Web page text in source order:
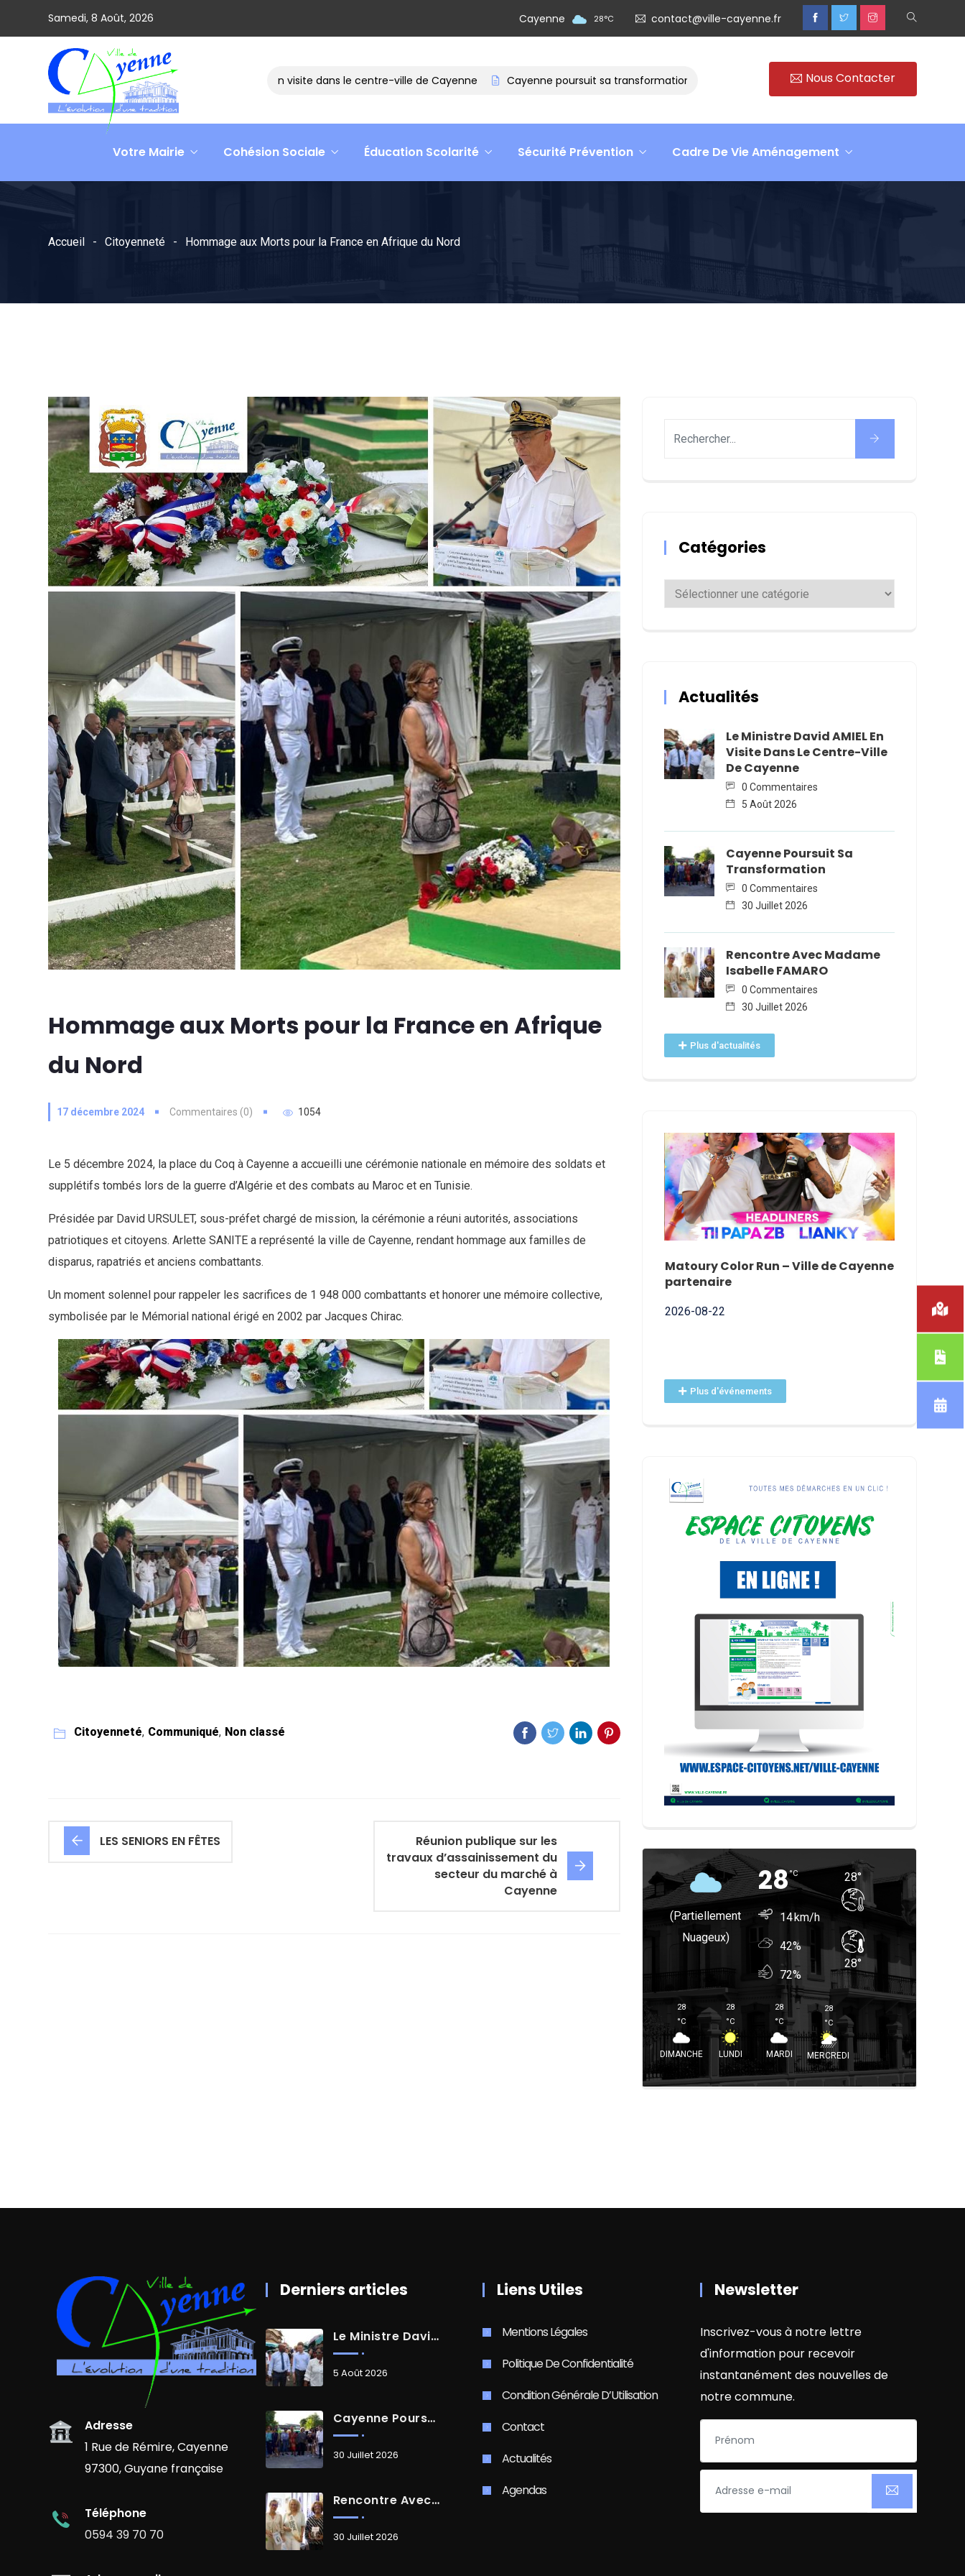
Samedi, 8 Août, 2026 Cayenne 28°C contact@ville-cayenne.fr
Le ministre David AMIEL en visite dans le centre-ville de Cayenne Cayenne poursuit sa transformation Rencontre avec Madame Isabelle FAMARO
Nous Contacter
Votre Mairie Cohésion Sociale Éducation Scolarité Sécurité Prévention Cadre De Vie Aménagement
Accueil Citoyenneté Hommage aux Morts pour la France en Afrique du Nord
Hommage aux Morts pour la France en Afrique
du Nord
17 décembre 2024 Commentaires (0) 1054
Le 5 décembre 2024, la place du Coq à Cayenne a accueilli une cérémonie nationale en mémoire des soldats et
supplétifs tombés lors de la guerre d’Algérie et des combats au Maroc et en Tunisie.
Présidée par David URSULET, sous-préfet chargé de mission, la cérémonie a réuni autorités, associations
patriotiques et citoyens. Arlette SANITE a représenté la ville de Cayenne, rendant hommage aux familles de
disparus, rapatriés et anciens combattants.
Un moment solennel pour rappeler les sacrifices de 1 948 000 combattants et honorer une mémoire collective,
symbolisée par le Mémorial national érigé en 2002 par Jacques Chirac.
Citoyenneté, Communiqué, Non classé
LES SENIORS EN FÊTES
Réunion publique sur les
travaux d’assainissement du
secteur du marché à
Cayenne
Catégories
Actualités
Le Ministre David AMIEL En
Visite Dans Le Centre-Ville
De Cayenne
0 Commentaires
5 Août 2026
Cayenne Poursuit Sa
Transformation
0 Commentaires
30 Juillet 2026
Rencontre Avec Madame
Isabelle FAMARO
0 Commentaires
30 Juillet 2026
Plus d'actualités
Citoyenne Spéciales
Collecte des déchets
2026-04-01
Matoury Color Run – Ville de Cayenne
partenaire
2026-08-22
Plus d'événements
(partiellement
Nuageux)
28°C
14
42%
72%
28°
28°
28
°C
DIMANCHE
28
°C
LUNDI
28
°C
MARDI
28
°C
MERCREDI
Adresse
1 Rue de Rémire, Cayenne
97300, Guyane française
Téléphone
0594 39 70 70
Derniers articles
Le Ministre David AMIEL En Visite Dans Le Centre-Ville De Cayenne
5 Août 2026
Cayenne Poursuit Sa Transformation
30 Juillet 2026
Rencontre Avec Madame Isabelle FAMARO
30 Juillet 2026
Liens Utiles
Mentions Légales
Politique De Confidentialité
Condition Générale D’Utilisation
Contact
Actualités
Agendas
Newsletter
Inscrivez-vous à notre lettre
d'information pour recevoir
instantanément des nouvelles de
notre commune.